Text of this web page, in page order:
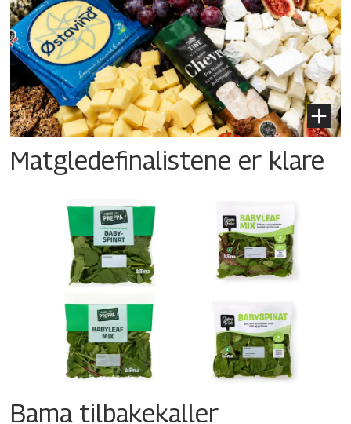
Matgledefinalistene er klare
Bama tilbakekaller